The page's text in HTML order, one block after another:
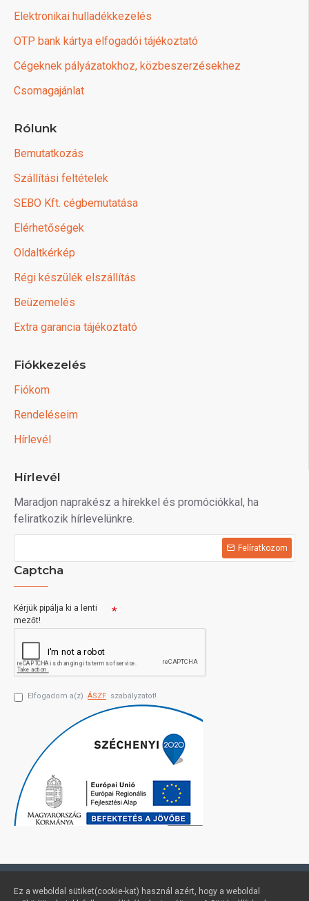
Elektronikai hulladékkezelés
OTP bank kártya elfogadói tájékoztató
Cégeknek pályázatokhoz, közbeszerzésekhez
Csomagajánlat
Rólunk
Bemutatkozás
Szállítási feltételek
SEBO Kft. cégbemutatása
Elérhetőségek
Oldaltkérkép
Régi készülék elszállítás
Beüzemelés
Extra garancia tájékoztató
Fiókkezelés
Fiókom
Rendeléseim
Hírlevél
Hírlevél
Maradjon naprakész a hírekkel és promóciókkal, ha
feliratkozik hírlevelünkre.
Felíratkozom
Captcha
Kérjük pipálja ki a lenti
mezőt!
Elfogadom a(z) ÁSZF szabályzatot!
Profimuszaki.hu - exPanda ERP
Ez a weboldal sütiket(cookie-kat) használ azért, hogy a weboldal